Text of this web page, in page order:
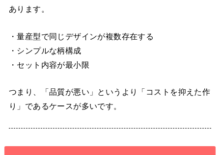
あります。
・量産型で同じデザインが複数存在する
・シンプルな柄構成
・セット内容が最小限
つまり、「品質が悪い」というより「コストを抑えた作
り」であるケースが多いです。